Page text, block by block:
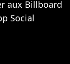
aux Billboard
Social